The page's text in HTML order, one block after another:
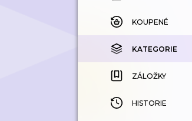
KOUPENÉ
KATEGORIE
ZÁLOŽKY
HISTORIE